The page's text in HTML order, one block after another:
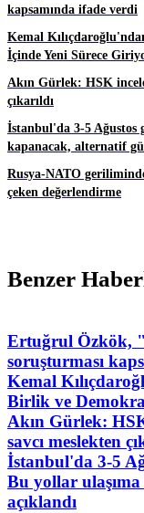
kapsamında ifade verdi
Kemal
İçinde Yeni Sürece
Akın Gürlek: HSK
çıkarıldı
İstanbul'da 3-5 Ağustos
kapanacak, alternatif
Rusya-NATO
çeken değerlendirme
Benzer
Ertuğrul Özkök,
soruşturması
Kemal
Birlik ve
Akın Gürlek:
savcı meslekten
İstanbul'da 3-5
Bu yollar
açıklandı